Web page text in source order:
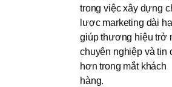
trong việc xây dựng
lược marketing dài
giúp thương hiệu trở
chuyên nghiệp và tin
hơn trong mắt khách
hàng.